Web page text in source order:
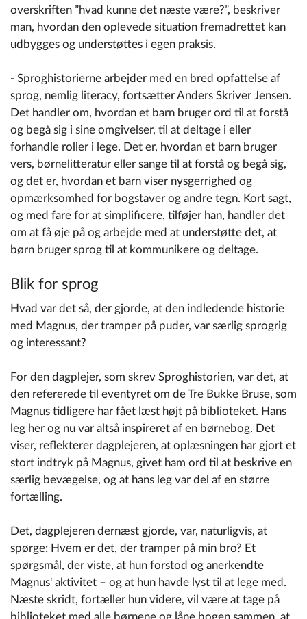
overskriften ”hvad kunne det næste være?”, beskriver
man, hvordan den oplevede situation fremadrettet kan
udbygges og understøttes i egen praksis.
- Sproghistorierne arbejder med en bred opfattelse af
sprog, nemlig literacy, fortsætter Anders Skriver Jensen.
Det handler om, hvordan et barn bruger ord til at forstå
og begå sig i sine omgivelser, til at deltage i eller
forhandle roller i lege. Det er, hvordan et barn bruger
vers, børnelitteratur eller sange til at forstå og begå sig,
og det er, hvordan et barn viser nysgerrighed og
opmærksomhed for bogstaver og andre tegn. Kort sagt,
og med fare for at simplificere, tilføjer han, handler det
om at få øje på og arbejde med at understøtte det, at
børn bruger sprog til at kommunikere og deltage.
Blik for sprog
Hvad var det så, der gjorde, at den indledende historie
med Magnus, der tramper på puder, var særlig sprogrig
og interessant?
For den dagplejer, som skrev Sproghistorien, var det, at
den refererede til eventyret om de Tre Bukke Bruse, som
Magnus tidligere har fået læst højt på biblioteket. Hans
leg her og nu var altså inspireret af en børnebog. Det
viser, reflekterer dagplejeren, at oplæsningen har gjort et
stort indtryk på Magnus, givet ham ord til at beskrive en
særlig bevægelse, og at hans leg var del af en større
fortælling.
Det, dagplejeren dernæst gjorde, var, naturligvis, at
spørge: Hvem er det, der tramper på min bro? Et
spørgsmål, der viste, at hun forstod og anerkendte
Magnus' aktivitet – og at hun havde lyst til at lege med.
Næste skridt, fortæller hun videre, vil være at tage på